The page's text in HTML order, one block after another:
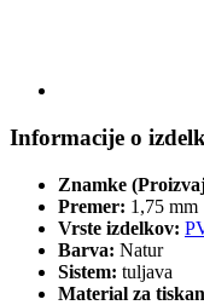
Informacije o
Znamke
Premer: 1,75 mm
Vrste izdelkov:
Barva: Natur
Sistem: tuljava
Material za